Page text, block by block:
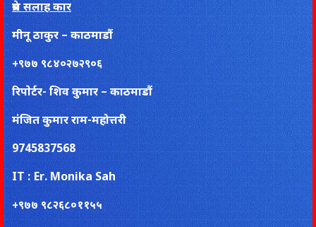
प्रेस सलाह कार
मीनू ठाकुर – काठमाडौं
+९७७ ९८४०२७२९०६
रिपाेर्टर- शिव कुमार – काठमाडौं
मंजित कुमार राम-महोत्तरी
9745837568
IT : Er. Monika Sah
+९७७ ९८२६८०११५५